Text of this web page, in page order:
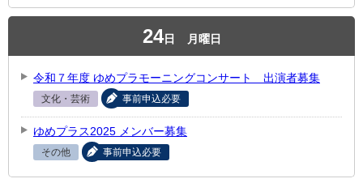
24日 月曜日
令和７年度 ゆめプラモーニングコンサート 出演者募集
文化・芸術 事前申込必要
ゆめプラス2025 メンバー募集
その他 事前申込必要